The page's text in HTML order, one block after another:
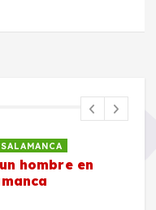
SALAMANCA
hombre en